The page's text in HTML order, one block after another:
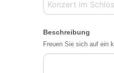
Beschreibung
Freuen Sie sich auf ein